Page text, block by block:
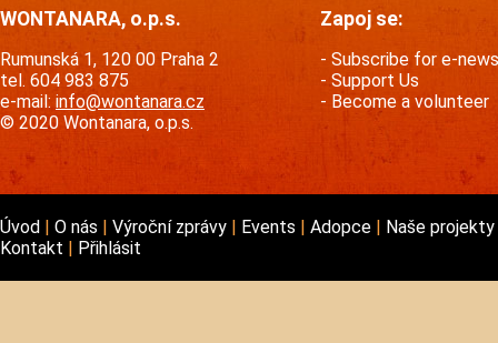
WONTANARA, o.p.s.
Rumunská 1, 120 00 Praha 2
tel. 604 983 875
e-mail: info@wontanara.cz
© 2020 Wontanara, o.p.s.
Zapoj se:
Subscribe for e-news
Support Us
Become a volunteer
Úvod O nás Výroční zprávy Events Adopce
Naše projekty
Kontakt
Přihlásit